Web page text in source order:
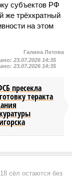
субъектов РФ
же трёхкратный
на этом
Галина Летова
23.07.2026 14:35
23.07.2026 14:35
пресекла
теракта
сёл остаются без